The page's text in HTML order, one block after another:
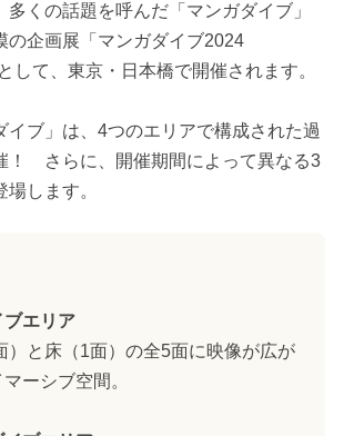
多くの話題を呼んだ「マンガダイブ」
の企画展「マンガダイブ2024
して、東京・日本橋で開催されます。
イブ」は、4つのエリアで構成された過
！ さらに、開催期間によって異なる3
します。
ブエリア
）と床（1面）の全5面に映像が広が
ーシブ空間。